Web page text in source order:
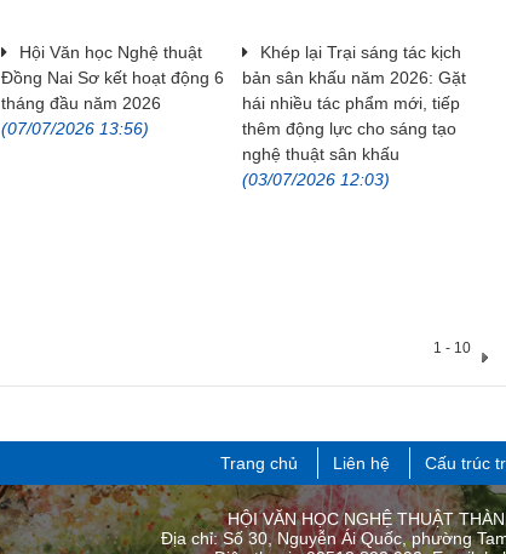
Hội Văn học Nghệ thuật
Đồng Nai Sơ kết hoạt động 6
tháng đầu năm 2026
(07/07/2026 13:56)
Khép lại Trại sáng tác kịch
bản sân khấu năm 2026: Gặt
hái nhiều tác phẩm mới, tiếp
thêm động lực cho sáng tạo
nghệ thuật sân khấu
(03/07/2026 12:03)
1 - 10
Trang chủ Liên hệ Cấu trúc
HỘI VĂN HỌC NGHỆ THUẬT
Địa chỉ: Số 30, Nguyễn Ái Quốc, phường